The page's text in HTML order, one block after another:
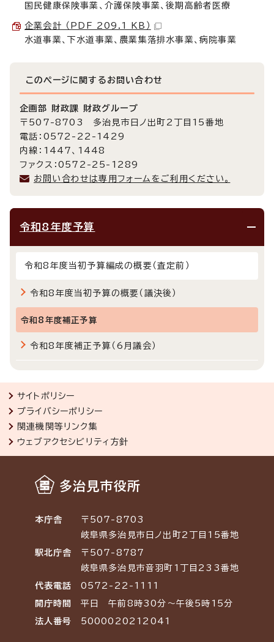
国民健康保険事業、介護保険事業、後期高齢者医療
企業会計 （PDF 209.1 KB）
水道事業、下水道事業、農業集落排水事業、病院事業
このページに関する お問い合わせ
企画部 財政課 財政グループ
〒507-8703 多治見市日ノ出町2丁目15番地
電話：0572-22-1429
内線：1447、1448
ファクス：0572-25-1289
お問い合わせは専用フォームをご利用ください。
令和8年度予算
令和8年度当初予算編成の概要（査定前）
令和8年度当初予算の概要（議決後）
令和8年度補正予算
令和8年度補正予算（6月議会）
サイトポリシー
プライバシーポリシー
関連機関等リンク集
ウェブアクセシビリティ方針
多治見市役所
本庁舎
〒507-8703
岐阜県多治見市日ノ出町2丁目15番地
駅北庁舎
〒507-8787
岐阜県多治見市音羽町1丁目233番地
代表電話 0572-22-1111
開庁時間 平日 午前8時30分～午後5時15分
法人番号 5000020212041